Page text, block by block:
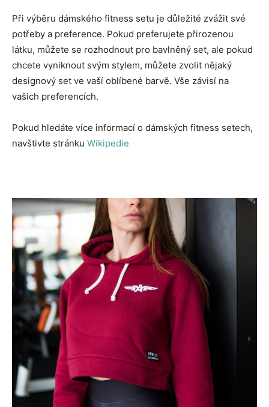
Při výběru dámského fitness setu je důležité zvážit své
potřeby a preference. Pokud preferujete přirozenou
látku, můžete se rozhodnout pro bavlněný set, ale pokud
chcete vyniknout svým stylem, můžete zvolit nějaký
designový set ve vaší oblíbené barvě. Vše závisí na
vašich preferencích.
Pokud hledáte více informací o dámských fitness setech,
navštivte stránku Wikipedie